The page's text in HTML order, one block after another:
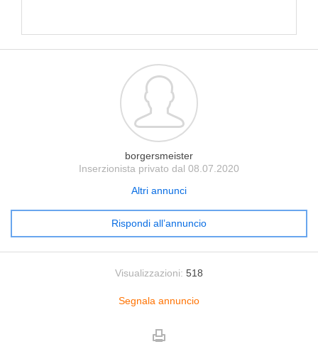
borgersmeister
Inserzionista privato dal 08.07.2020
Altri annunci
Rispondi all’annuncio
Visualizzazioni: 518
Segnala annuncio